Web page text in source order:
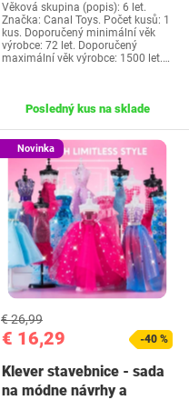
Věková skupina (popis): 6 let.
Značka: Canal Toys. Počet kusů: 1
kus. Doporučený minimální věk
výrobce: 72 let. Doporučený
maximální věk výrobce: 1500 let.…
Posledný kus na sklade
Novinka
€ 16,29
€ 26,99
-40 %
Klever stavebnice - sada
na módne návrhy a